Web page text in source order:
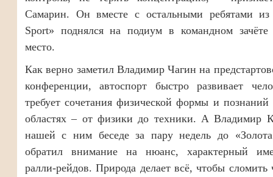
Самарин. Он вместе с остальными ребятами из
Sport» поднялся на подиум в командном зачёте
место.
Как верно заметил Владимир Чагин на
конференции, автоспорт быстро развивает
требует сочетания физической формы и
областях – от физики до техники. А Владимир
нашей с ним беседе за пару недель до
обратил внимание на нюанс, характерный
ралли-рейдов. Природа делает всё, чтобы сломить